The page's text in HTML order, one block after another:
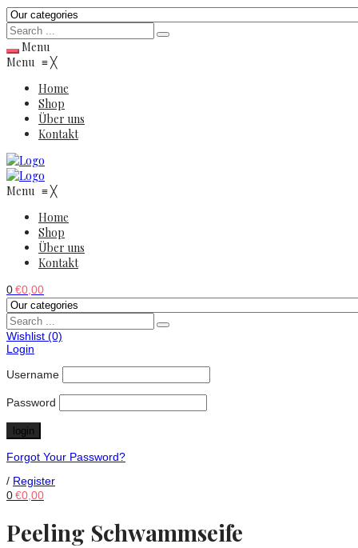
Menu
Menu ≡╳
Home
Shop
Über uns
Kontakt
Menu ≡╳
Home
Shop
Über uns
Kontakt
0€0,00
Wishlist (0)
Login
Username
Password
Forgot Your Password?
/ Register
0€0,00
Peeling Schwammseife